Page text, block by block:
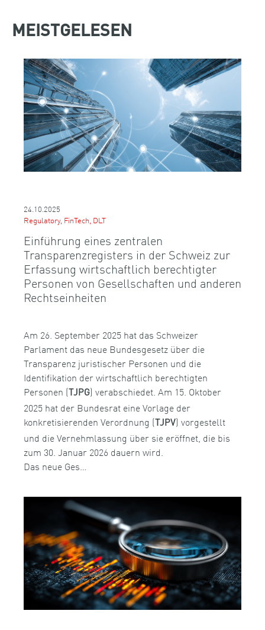
MEISTGELESEN
24.10.2025
Regulatory, FinTech, DLT
Einführung eines zentralen
Transparenzregisters in der Schweiz zur
Erfassung wirtschaftlich berechtigter
Personen von Gesellschaften und anderen
Rechtseinheiten
Am 26. September 2025 hat das Schweizer
Parlament das neue Bundesgesetz über die
Transparenz juristischer Personen und die
Identifikation der wirtschaftlich berechtigten
Personen ( TJPG) verabschiedet. Am 15. Oktober
2025 hat der Bundesrat eine Vorlage der
konkretisierenden Verordnung ( TJPV) vorgestellt
und die Vernehmlassung über sie eröffnet, die bis
zum 30. Januar 2026 dauern wird.
Das neue Ges…